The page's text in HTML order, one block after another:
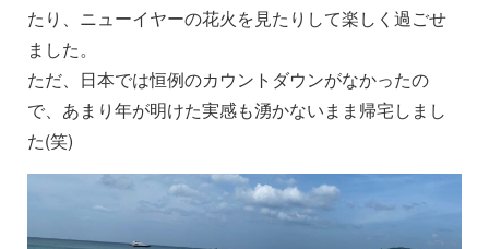
たり、ニューイヤーの花火を見たりして楽しく過ごせ
ました。
ただ、日本では恒例のカウントダウンがなかったの
で、あまり年が明けた実感も湧かないまま帰宅しまし
た(笑)